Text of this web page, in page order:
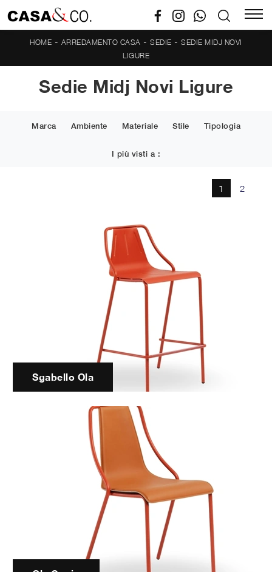
HOME - ARREDAMENTO CASA -SEDIE -SEDIE MIDJ NOVI
LIGURE
Sedie Midj Novi Ligure
Marca Ambiente Materiale Stile Tipologia
I più visti a :
1 2
Sgabello Ola